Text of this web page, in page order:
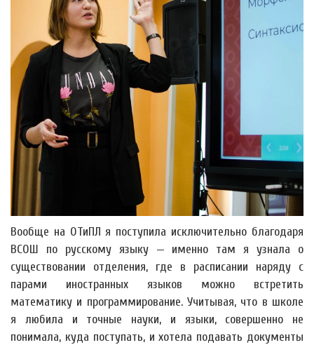
Вообще на ОТиПЛ я поступила исключительно благодаря
ВСОШ по русскому языку — именно там я узнала о
существовании отделения, где в расписании наряду с
парами иностранных языков можно встретить
математику и программирование. Учитывая, что в школе
я любила и точные науки, и языки, совершенно не
понимала, куда поступать, и хотела подавать документы